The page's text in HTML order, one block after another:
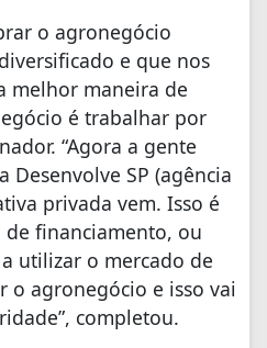
o agronegócio
e que nos
melhor maneira de
é trabalhar por
“Agora a gente
SP (agência
privada vem. Isso é
financiamento, ou
utilizar o mercado de
o agronegócio e isso vai
completou.